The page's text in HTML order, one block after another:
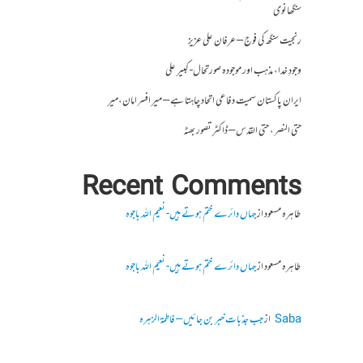
سنگھانوی
رنجیت سنگھ کی فوج – عرفان علی عزیز
وجودِ خدا، مذہب اور موجودہ صورتحال- کبیر علی
ایران پاکستان سمیت دفاعی اتحاد چاہتا ہے – میر افسر امان،میر
حتی النصر ، حتی القدس – ڈاکٹر تصور بھٹہ
Recent Comments
طاہرہ مسعودازجہاں دائرے ختم ہوتے ہیں- نعیم اللہ باجوہ
طاہرہ مسعودازجہاں دائرے ختم ہوتے ہیں- نعیم اللہ باجوہ
Sabaازجب جذبات خبر بن جائیں – فاطمۃالزہرہ